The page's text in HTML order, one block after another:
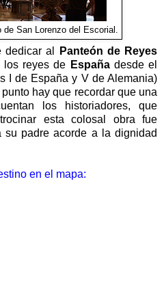
San Lorenzo del Escorial.
dedicar al
Panteón de Reyes
los reyes de España desde el
I de España y V de Alemania)
hay que recordar que una
los historiadores, que
esta colosal obra fue
su padre acorde a la dignidad
en el mapa: